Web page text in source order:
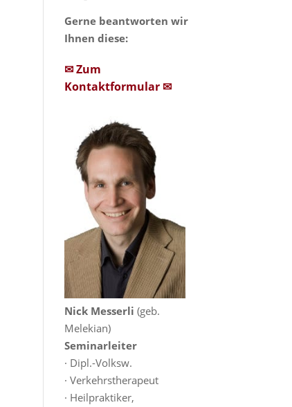
Gerne beantworten wir
Ihnen diese:
✉ Zum
Kontaktformular ✉
Nick Messerli (geb.
Melekian)
Seminarleiter
· Dipl.-Volksw.
· Verkehrstherapeut
· Heilpraktiker,